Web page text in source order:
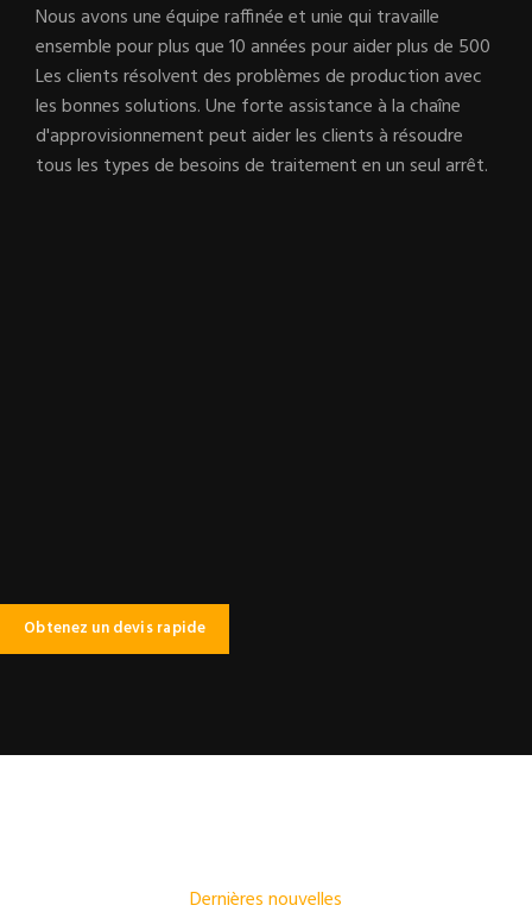
Nous avons une équipe raffinée et unie qui travaille
ensemble pour plus que 10 années pour aider plus de 500
Les clients résolvent des problèmes de production avec
les bonnes solutions. Une forte assistance à la chaîne
d'approvisionnement peut aider les clients à résoudre
tous les types de besoins de traitement en un seul arrêt.
Obtenez un devis rapide
Dernières nouvelles